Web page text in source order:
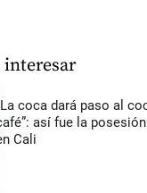
interesar
coca dará paso al
así fue la
Cali